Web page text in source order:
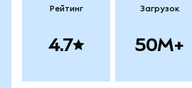
Рейтинг
4.7
Загрузок
50M+